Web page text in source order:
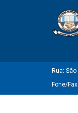
Rua:
Fone/